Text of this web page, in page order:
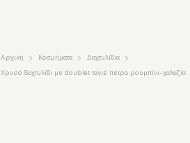
Αρχική Κοσμήματα Δαχτυλίδια
Χρυσό δαχτυλίδι με doublet ταγιέ πέτρα ρουμπίνι-χαλαζία